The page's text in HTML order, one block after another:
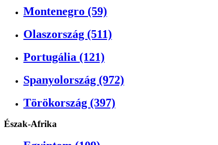
Montenegro (59)
Olaszország (511)
Portugália (121)
Spanyolország (972)
Törökország (397)
Észak-Afrika